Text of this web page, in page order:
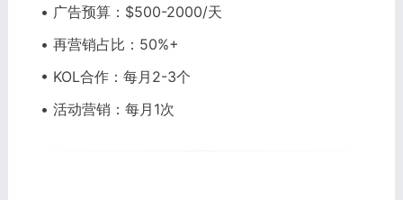
• 广告预算：$500-2000/天
• 再营销占比：50%+
• KOL合作：每月2-3个
• 活动营销：每月1次